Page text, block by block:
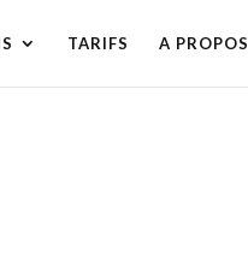
TARIFS A PROPOS